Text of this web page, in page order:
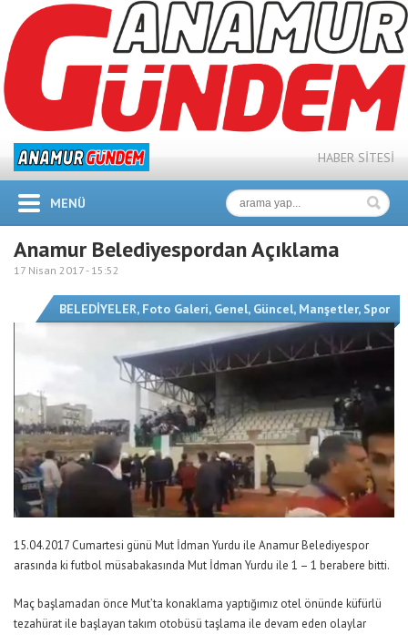
HABER SİTESİ
MENÜ
Anamur Belediyespordan Açıklama
17 Nisan 2017 - 15:52
BELEDİYELER, Foto Galeri, Genel, Güncel, Manşetler, Spor
15.04.2017 Cumartesi günü Mut İdman Yurdu ile Anamur Belediyespor
arasında ki futbol müsabakasında Mut İdman Yurdu ile 1 – 1 berabere bitti.
Maç başlamadan önce Mut’ta konaklama yaptığımız otel önünde küfürlü
tezahürat ile başlayan takım otobüsü taşlama ile devam eden olaylar